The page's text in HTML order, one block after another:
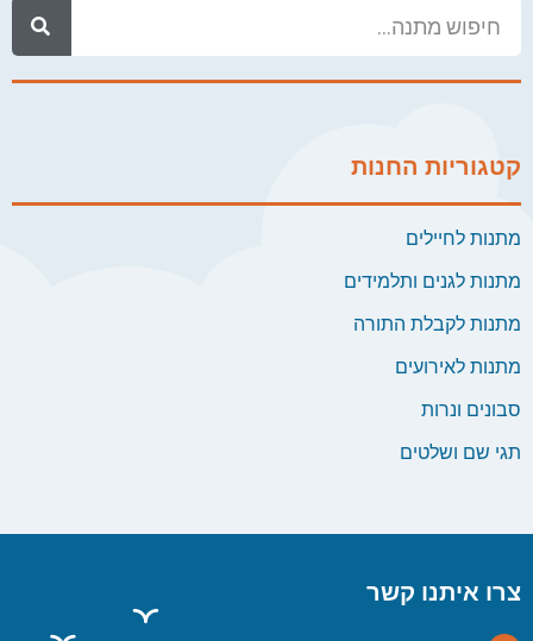
קטגוריות החנות
מתנות לחיילים
מתנות לגנים ותלמידים
מתנות לקבלת התורה
מתנות לאירועים
סבונים ונרות
תגי שם ושלטים
צרו איתנו קשר